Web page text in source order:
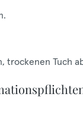
trockenen Tuch